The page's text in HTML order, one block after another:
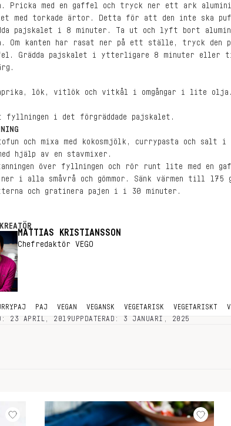
Pricka med en gaffel och tryck ner ett ark
med torkade ärtor. Detta för att den inte ska
pajskalet i 8 minuter. Ta ut och lyft bort
Om kanten har rasat ner på ett ställe, tryck den
Grädda pajskalet i ytterligare 8 minuter eller
lök, vitlök och vitkål i omgångar i lite
fyllningen i det förgräddade pajskalet.
tofun och mixa med kokosmjölk, currypasta och salt i
hjälp av en stavmixer.
över fyllningen och rör runt lite med en
i alla småvrå och gömmor. Sänk värmen till 175
och gratinera pajen i i 30 minuter.
MATTIAS KRISTIANSSON
Chefredaktör VEGO
PAJ VEGAN VEGANSK VEGETARISK VEGETARISKT
23 APRIL, 2019UPPDATERAD: 3 JANUARI, 2025